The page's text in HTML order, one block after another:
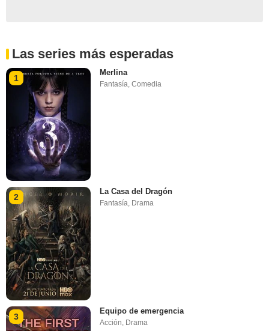
Las series más esperadas
1
Merlina
Fantasía,Comedia
2
La Casa del Dragón
Fantasía, Drama
3
Equipo de emergencia
Acción Drama